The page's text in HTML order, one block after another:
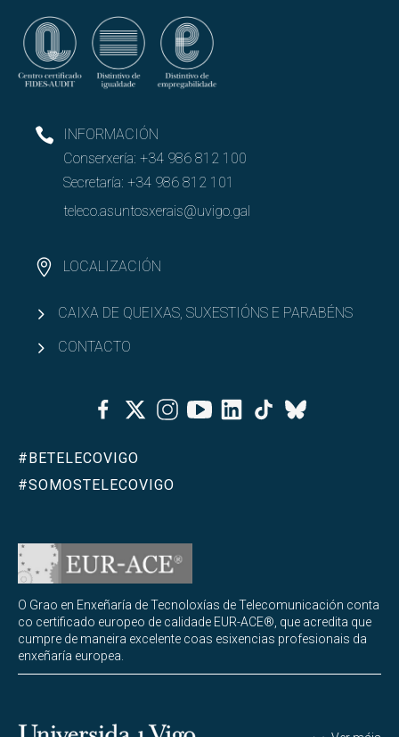
Órganos de goberno
Coordinación
AbrirPAS e PDI
AbrirRecursos e infraestruturas
AbrirCalidade
INFORMACIÓN
Conserxería: +34 986 812 100
Secretaría: +34 986 812 101
teleco.asuntosxerais@uvigo.gal
LOCALIZACIÓN
CAIXA DE QUEIXAS, SUXESTIÓNS E PARABÉNS
CONTACTO
FacebookTwitterInstagramYoutubeLinkedinTiktok
Bluesky
#BETELECOVIGO
#SOMOSTELECOVIGO
O Grao en Enxeñaría de Tecnoloxías de Telecomunicación conta
co certificado europeo de calidade EUR-ACE®, que acredita que
cumpre de maneira excelente coas esixencias profesionais da
enxeñaría europea.